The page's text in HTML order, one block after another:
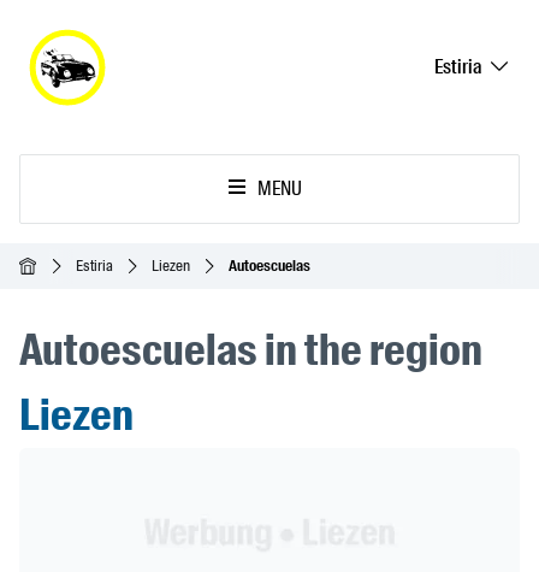
Estiria
MENU
Inicio Estiria Liezen Autoescuelas
Autoescuelas in the region
Liezen